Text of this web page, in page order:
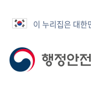
이 누리집은 대한